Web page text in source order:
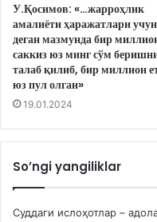
У.Қосимов: «…жарроҳлик
амалиёти ҳаражатлари учун
деган мазмунда бир
саккиз юз минг сўм
талаб қилиб, бир миллион
юз пул олган»
19.01.2024
So’ngi yangiliklar
Суддаги ислоҳотлар –